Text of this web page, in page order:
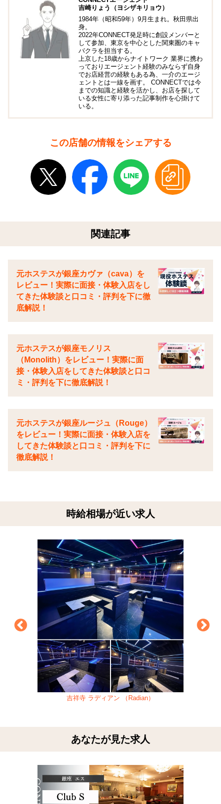
吉崎りょう（ヨシザキリョウ）
1984年（昭和59年）9月生まれ。秋田県出
身。
2022年CONNECT発足時に創設メンバーと
して参加、東京を中心とした関東圏のキャ
バクラを担当する。
上京した18歳からナイトワーク 業界に携わ
っておりエージェント経験のみならず自身
でお店経営の経験もある為、一介のエージ
ェントとは一線を画す。 CONNECTでは今
までの知識と経験を活かし、お店を探して
いる女性に寄り添った記事制作を心掛けて
いる。
この店舗の情報をシェアする
関連記事
元ホステスが銀座カヴァ（cava）を
レビュー！実際に面接・体験入店をし
てきた体験談と口コミ・評判を下に徹
底解説！
元ホステスが銀座モノリス
（Monolith）をレビュー！実際に面
接・体験入店をしてきた体験談と口コ
ミ・評判を下に徹底解説！
元ホステスが銀座ルージュ（Rouge）
をレビュー！実際に面接・体験入店を
してきた体験談と口コミ・評判を下に
徹底解説！
時給相場が近い求人
吉祥寺 ラディアン （Radian）
あなたが見た求人